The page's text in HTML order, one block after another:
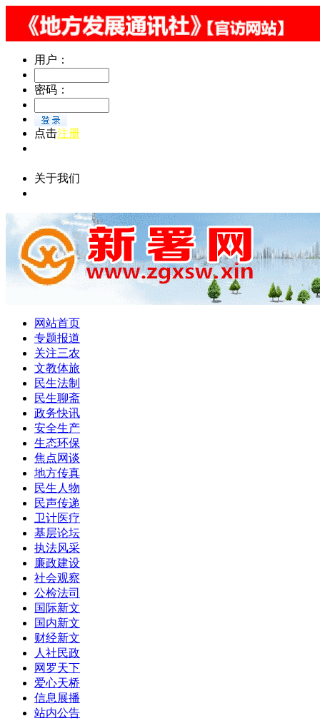
用户：
密码：
点击注册
关于我们
网站首页
专题报道
关注三农
文教体旅
民生法制
民生聊斋
政务快讯
安全生产
生态环保
焦点网谈
地方传真
民生人物
民声传递
卫计医疗
基层论坛
执法风采
廉政建设
社会观察
公检法司
国际新文
国内新文
财经新文
人社民政
网罗天下
爱心天桥
信息展播
站内公告